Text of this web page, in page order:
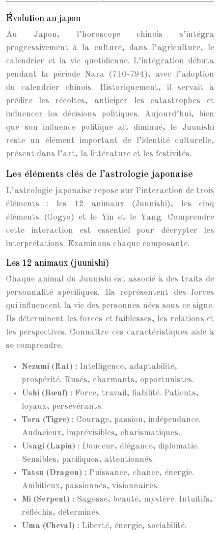
Évolution au japon
Au Japon, l’horoscope chinois s’intégra
progressivement à la culture, dans l’agriculture, le
calendrier et la vie quotidienne. L’intégration débuta
pendant la période Nara (710-794), avec l’adoption
du calendrier chinois. Historiquement, il servait à
prédire les récoltes, anticiper les catastrophes et
influencer les décisions politiques. Aujourd’hui, bien
que son influence politique ait diminué, le Juunishi
reste un élément important de l’identité culturelle,
présent dans l’art, la littérature et les festivités.
Les éléments clés de l’astrologie japonaise
L’astrologie japonaise repose sur l’interaction de trois
éléments : les 12 animaux (Juunishi), les cinq
éléments (Gogyo) et le Yin et le Yang. Comprendre
cette interaction est essentiel pour décrypter les
interprétations. Examinons chaque composante.
Les 12 animaux (juunishi)
Chaque animal du Juunishi est associé à des traits de
personnalité spécifiques. Ils représentent des forces
qui influencent la vie des personnes nées sous ce signe.
Ils déterminent les forces et faiblesses, les relations et
les perspectives. Connaître ces caractéristiques aide à
se comprendre.
Nezumi (Rat) : Intelligence, adaptabilité,
prospérité. Rusés, charmants, opportunistes.
Ushi (Bœuf) : Force, travail, fiabilité. Patients,
loyaux, persévérants.
Tora (Tigre) : Courage, passion, indépendance.
Audacieux, imprévisibles, charismatiques.
Usagi (Lapin) : Douceur, élégance, diplomatie.
Sensibles, pacifiques, attentionnés.
Tatsu (Dragon) : Puissance, chance, énergie.
Ambitieux, passionnés, visionnaires.
Mi (Serpent) : Sagesse, beauté, mystère. Intuitifs,
réfléchis, déterminés.
Uma (Cheval) : Liberté, énergie, sociabilité.